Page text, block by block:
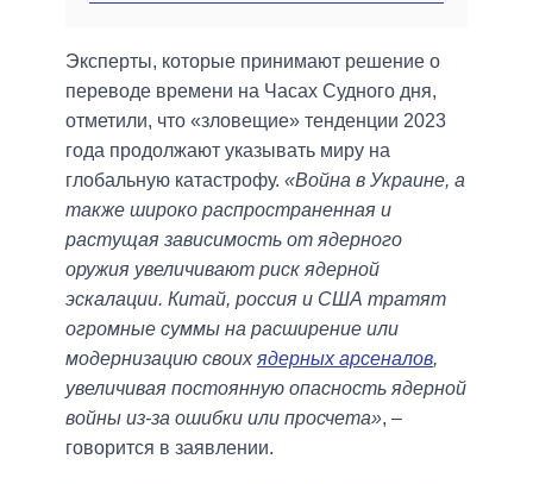
Эксперты, которые принимают решение о
переводе времени на Часах Судного дня,
отметили, что «зловещие» тенденции 2023
года продолжают указывать миру на
глобальную катастрофу. «Война в Украине, а
также широко распространенная и
растущая зависимость от ядерного
оружия увеличивают риск ядерной
эскалации. Китай, россия и США тратят
огромные суммы на расширение или
модернизацию своихядерных арсеналов,
увеличивая постоянную опасность ядерной
войны из-за ошибки или просчета», –
говорится в заявлении.